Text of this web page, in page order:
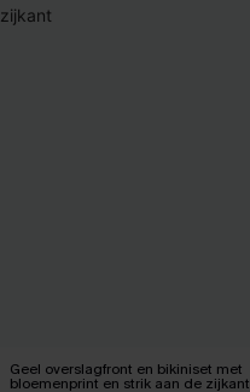
Geel overslagfront en bikiniset met
bloemenprint en strik aan de zijkant